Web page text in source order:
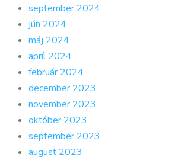
september 2024
jún 2024
máj 2024
apríl 2024
február 2024
december 2023
november 2023
október 2023
september 2023
august 2023